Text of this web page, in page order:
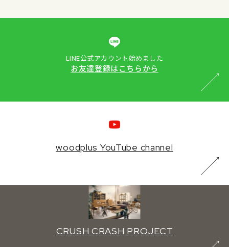
LINE公式アカウント始めました
お友達登録はこちらから
woodplus YouTube channel
CRUSH CRASH PROJECT